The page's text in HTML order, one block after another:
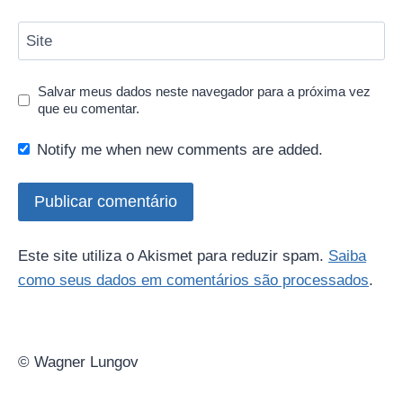
Site
Salvar meus dados neste navegador para a próxima vez
que eu comentar.
Notify me when new comments are added.
Este site utiliza o Akismet para reduzir spam. Saiba
como seus dados em comentários são processados.
© Wagner Lungov